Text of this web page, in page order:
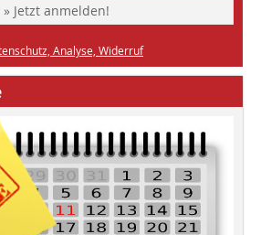
» Jetzt anmelden!
Analyse, Widerruf